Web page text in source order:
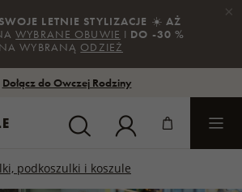
LETNIE STYLIZACJE ☀️ AŻ
WYBRANE OBUWIE I DO -30 %
NA WYBRANĄ ODZIEŻ
×
Dołącz do Owczej Rodziny